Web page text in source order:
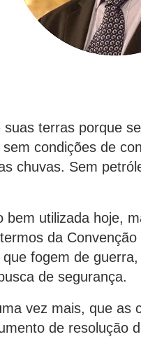
terras porque
condições de
chuvas. Sem
utilizada hoje,
da Convenção
fogem de
de segurança.
mais, que as
de resolução